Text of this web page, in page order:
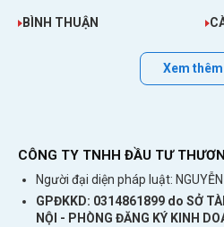
BÌNH THUẬN
Xem
CÔNG TY TNHH ĐẦU TƯ
Người đại diện pháp luật:
GPĐKKD: 0314861899 do SỞ
NỘI - PHÒNG ĐĂNG KÝ KINH